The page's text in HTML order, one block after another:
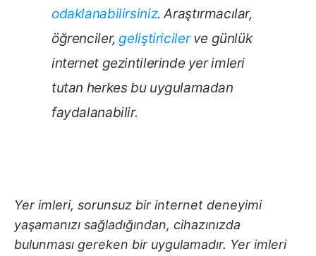
odaklanabilirsiniz. Araştırmacılar,
öğrenciler, geliştiricilerve günlük
internet gezintilerinde yer imleri
tutan herkes bu uygulamadan
faydalanabilir.
Yer imleri, sorunsuz bir internet deneyimi
yaşamanızı sağladığından, cihazınızda
bulunması gereken bir uygulamadır. Yer imleri